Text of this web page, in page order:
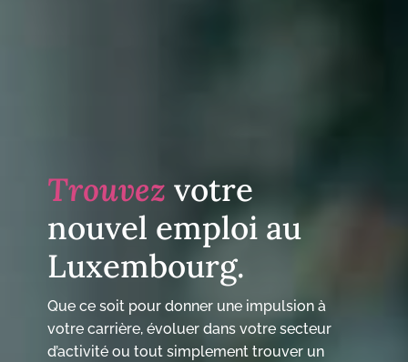
Trouvez votre
nouvel emploi au
Luxembourg.
Que ce soit pour donner une impulsion à
votre carrière, évoluer dans votre secteur
d’activité ou tout simplement trouver un